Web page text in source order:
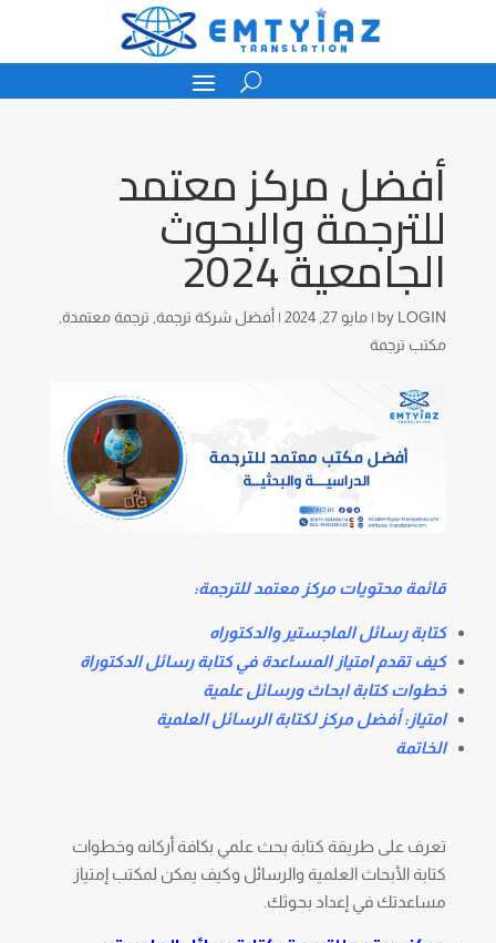
أفضل مركز معتمد
للترجمة والبحوث
الجامعية 2024
by LOGIN
| مايو 27, 2024 | أفضل شركة ترجمة, ترجمة معتمدة,
مكتب ترجمة
قائمة محتويات مركز معتمد للترجمة:
كتابة رسائل الماجستير والدكتوراه
كيف تقدم امتياز المساعدة في كتابة رسائل الدكتوراة
خطوات كتابة ابحاث ورسائل علمية
امتياز: أفضل مركز لكتابة الرسائل العلمية
الخاتمة
تعرف على طريقة كتابة بحث علمي بكافة أركانه وخطوات
كتابة الأبحاث العلمية والرسائل وكيف يمكن لمكتب إمتياز
مساعدتك في إعداد بحوثك.